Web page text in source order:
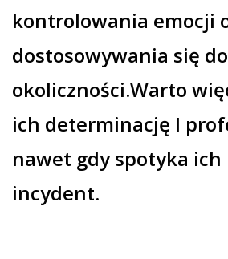
kontrolowania emocji
dostosowywania się do
okoliczności.Warto
ich determinację I
nawet gdy spotyka
incydent.